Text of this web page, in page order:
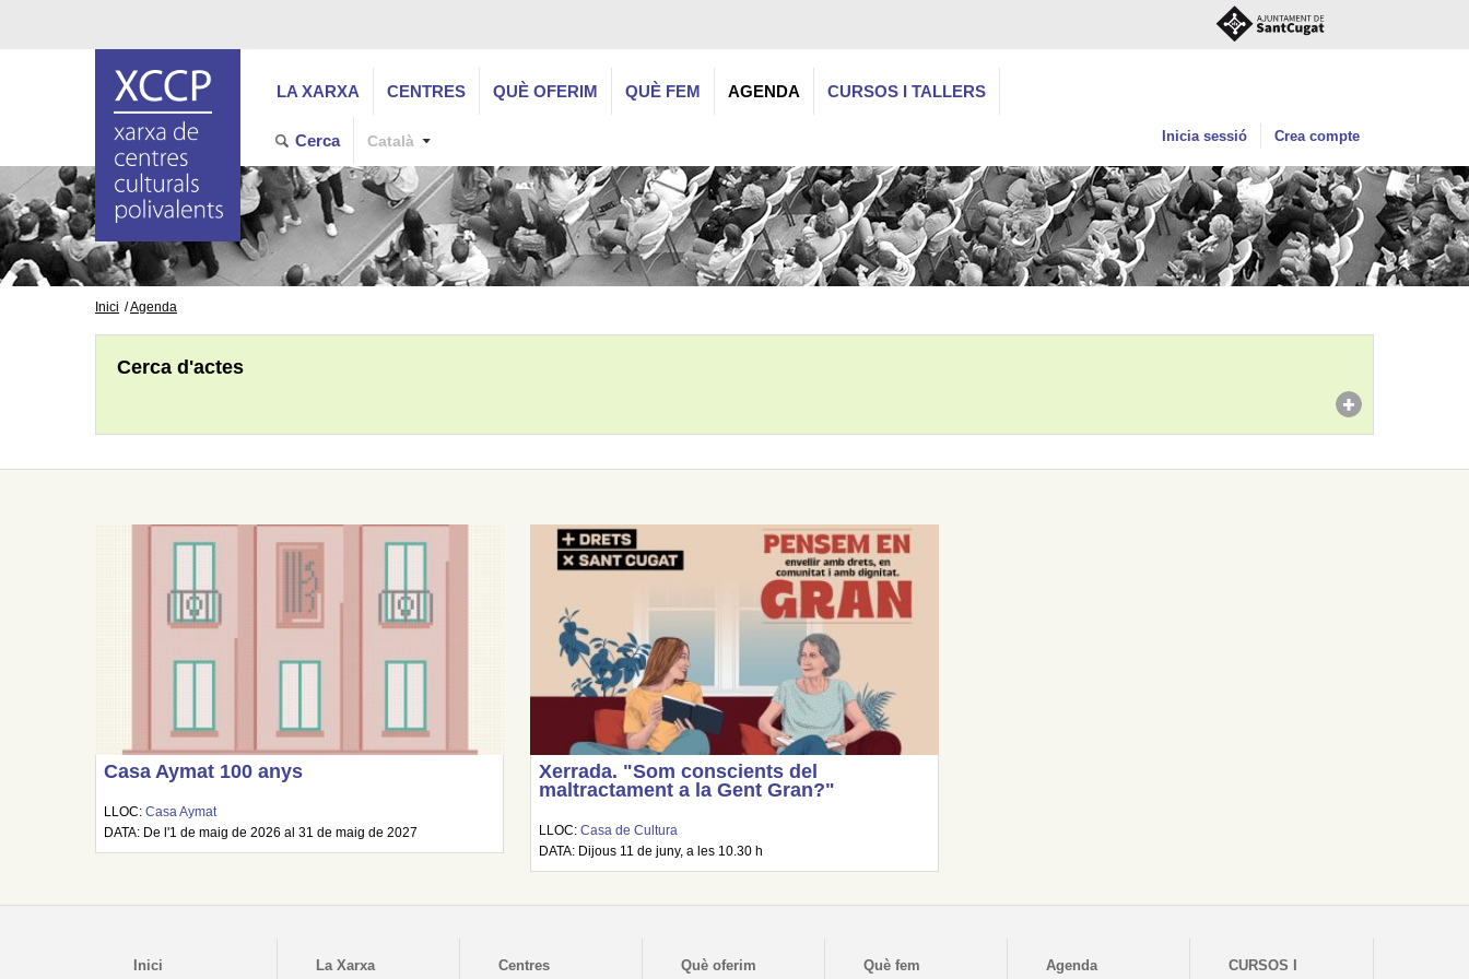
LA XARXA CENTRES QUÈ OFERIM QUÈ FEM AGENDA CURSOS I TALLERS
Cerca Català Inicia sessió Crea compte
Inici Agenda
Cerca d'actes
Casa Aymat 100 anys
LLOC:Casa Aymat
DATA: De l'1 de maig de 2026 al 31 de maig de 2027
Xerrada. "Som conscients del
maltractament a la Gent Gran?"
LLOC:Casa de Cultura
DATA: Dijous 11 de juny, a les 10.30 h
Inici La Xarxa Centres Què oferim Què fem Agenda
CURSOS I